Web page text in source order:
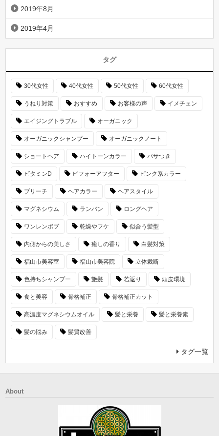
2019年8月
2019年4月
タグ
30代女性 40代女性 50代女性 60代女性
うねり対策 おすすめ お客様の声 イメチェン
エイジングトラブル オーガニック
オーガニックシャンプー オーガニックノート
ショートヘア ハイトーンカラー パサつき
ビタミンD ビフォーアフター ピンク系カラー
ブリーチ ヘアカラー ヘアスタイル
マグネシウム ランバン ロングヘア
ワンレンボブ 乾燥やフケ 似合う髪型
内側からの美しさ 癒しの香り 白髪対策
福山市美容室 福山市美容院 立体裁断
色持ちシャンプー 艶髪 若返り 頭皮環境
食と美容 骨格補正 骨格補正カット
高濃度マグネシウムオイル 髪と栄養 髪と栄養素
髪の悩み 髪質改善
タグ一覧
About